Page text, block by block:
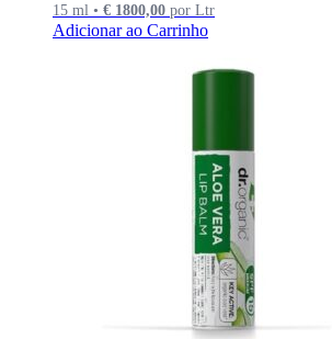
15 ml • € 1800,00 por Ltr
Adicionar ao Carrinho